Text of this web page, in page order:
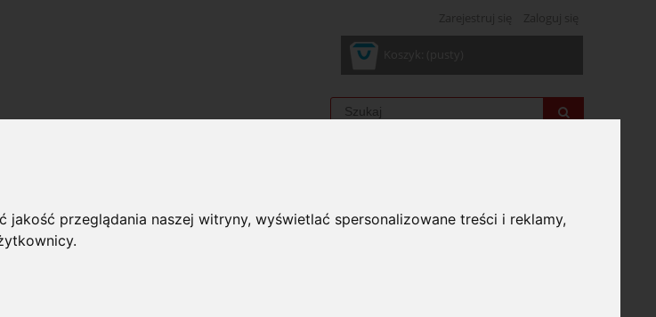
przeglądania naszej witryny, wyświetlać spersonalizowane treści i reklamy,
Producent: (wybierz)